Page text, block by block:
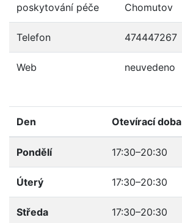
poskytování péče
Chomutov
Telefon 474447267
Web neuvedeno
Den Otevírací doba
Pondělí 17:30–20:30
Úterý 17:30–20:30
Středa 17:30–20:30